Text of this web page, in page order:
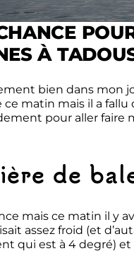
À
bien dans mon
matin mais il a fallu
pour aller faire
de
mais ce matin il y
assez froid (et
qui est à 4 degré) et